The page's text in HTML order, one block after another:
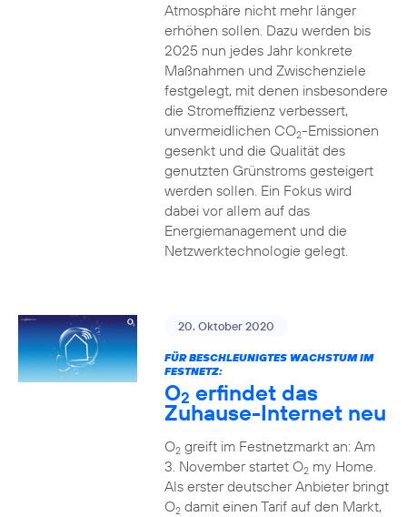
Atmosphäre nicht mehr länger
erhöhen sollen. Dazu werden bis
2025 nun jedes Jahr konkrete
Maßnahmen und Zwischenziele
festgelegt, mit denen insbesondere
die Stromeffizienz verbessert,
unvermeidlichen CO2-Emissionen
gesenkt und die Qualität des
genutzten Grünstroms gesteigert
werden sollen. Ein Fokus wird
dabei vor allem auf das
Energiemanagement und die
Netzwerktechnologie gelegt.
20. Oktober 2020
FÜR BESCHLEUNIGTES WACHSTUM IM
FESTNETZ:
O2 erfindet das
Zuhause-Internet neu
O2greift im Festnetzmarkt an: Am
3. November startet O2my Home.
Als erster deutscher Anbieter bringt
O2damit einen Tarif auf den Markt,